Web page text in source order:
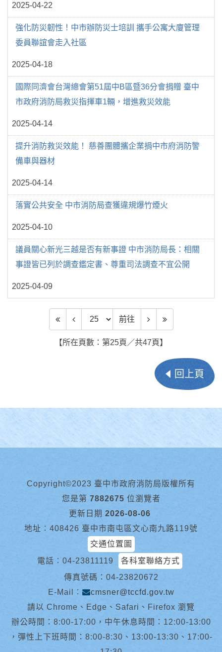
2025-04-22
強化防災韌性！中市辦防災士培訓 攜手公寓大廈管理
委員聯誼會走入社區
2025-04-18
國際同濟會台灣總會第51屆中B區暨36分會捐贈 臺中
市政府消防局救災指揮車1輛，增進救災效能
2025-04-14
提升消防救災效能！ 慈善團體攜企業捐中市府消防警
備車與器材
2025-04-14
落實公共安全 中市消防局查獲違規爆竹煙火
2025-04-10
議員關心新光三越是否有新事證 中市消防局長：相關
事證皆已列於調查鑑定書、尊重司法調查不宜公開
2025-04-09
前往頁數 前往
【所在頁數：第25頁／共47頁】
回上頁
Copyright©2023 臺中市政府消防局版權所有
您是第 7882675 位瀏覽者
更新日期 2026-08-06
地址︰408426 臺中市南屯區文心南九路119號
交通位置圖
電話︰ 04-23811119
各科室聯絡方式
傳真號碼：04-23820672
E-Mail︰
cmsner@tccfd.gov.tw
請以 Chrome、Edge、Safari、Firefox 瀏覽
辦公時間：8:00-17:00，中午休息時間：12:00-13:00
，彈性上下班時間：8:00-8:30、13:00-13:30、17:00-